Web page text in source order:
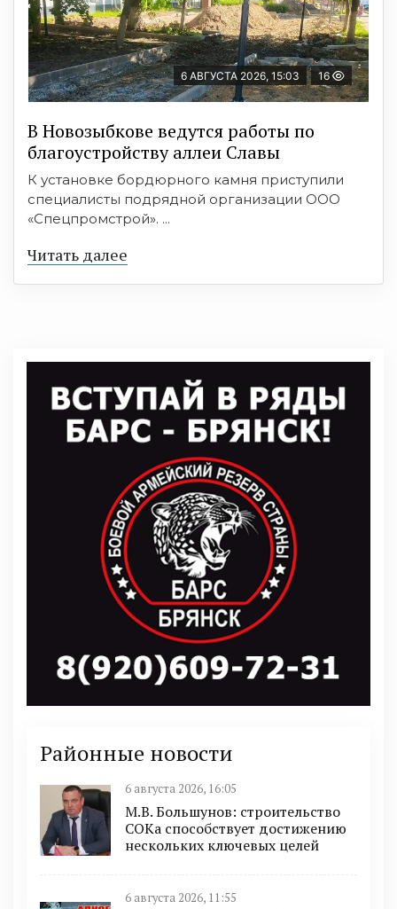
6 АВГУСТА 2026, 15:03 16
В Новозыбкове ведутся работы по
благоустройству аллеи Славы
К установке бордюрного камня приступили
специалисты подрядной организации ООО
«Спецпромстрой». ...
Читать далее
Районные новости
6 августа 2026, 16:05
М.В. Большунов: строительство
СОКа способствует достижению
нескольких ключевых целей
6 августа 2026, 11:55